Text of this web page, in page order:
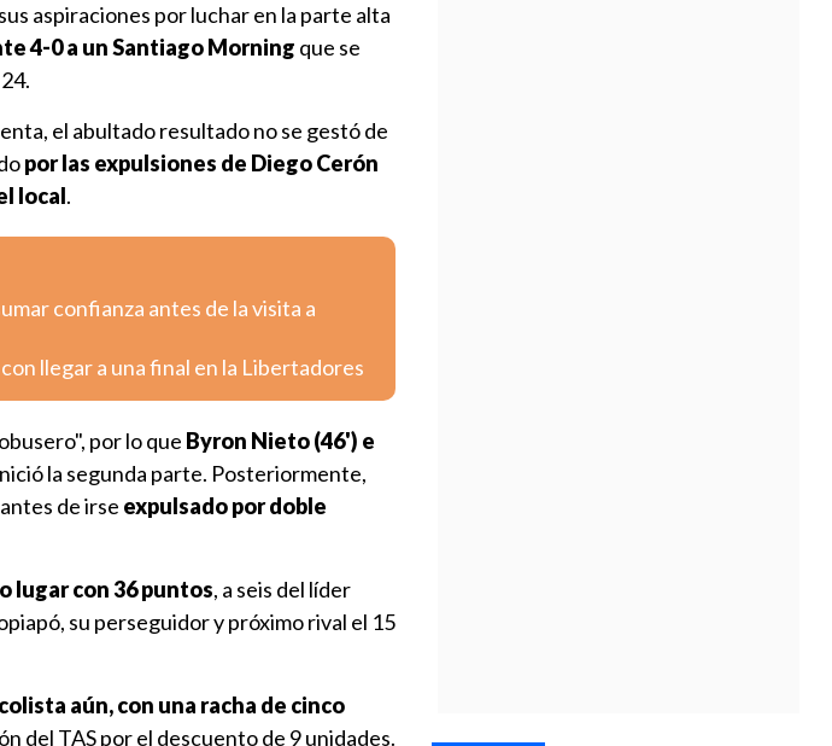
aspiraciones por luchar en la parte alta
4-0 a un Santiago Morning que se
el abultado resultado no se gestó de
por las expulsiones de Diego Cerón
local.
confianza antes de la visita a
llegar a una final en la Libertadores
por lo que Byron Nieto (46') e
la segunda parte. Posteriormente,
de irse expulsado por doble
lugar con 36 puntos, a seis del líder
su perseguidor y próximo rival el 15
aún, con una racha de cinco
del TAS por el descuento de 9 unidades.